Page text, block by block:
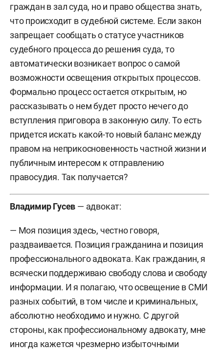
граждан в зал суда, но и право общества знать,
что происходит в судебной системе. Если закон
запрещает сообщать о статусе участников
судебного процесса до решения суда, то
автоматически возникает вопрос о самой
возможности освещения открытых процессов.
Формально процесс остается открытым, но
рассказывать о нем будет просто нечего до
вступления приговора в законную силу. То есть
придется искать какой-то новый баланс между
правом на неприкосновенность частной жизни и
публичным интересом к отправлению
правосудия. Так получается?
Владимир Гусев — адвокат:
— Моя позиция здесь, честно говоря,
раздваивается. Позиция гражданина и позиция
профессионального адвоката. Как гражданин, я
всячески поддерживаю свободу слова и свободу
информации. И я полагаю, что освещение в СМИ
разных событий, в том числе и криминальных,
абсолютно необходимо и нужно. С другой
стороны, как профессиональному адвокату, мне
иногда кажется чрезмерно избыточными